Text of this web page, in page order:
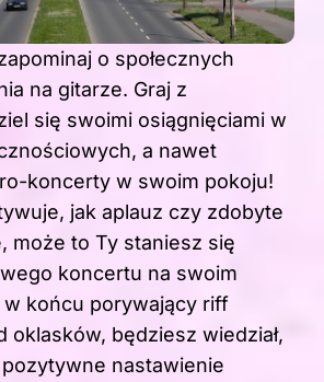
o społecznych
na gitarze. Graj z
się swoimi osiągnięciami w
a nawet
koncerty w swoim pokoju!
jak aplauz czy zdobyte
może to Ty staniesz się
koncertu na swoim
w końcu porywający riff
oklasków, będziesz wiedział,
pozytywne nastawienie